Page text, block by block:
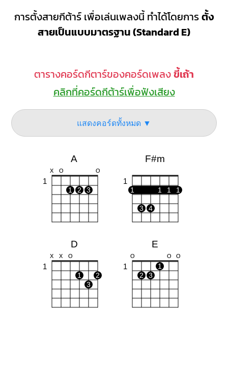
การตั้งสายกีต้าร์ เพื่อเล่นเพลงนี้ ทำได้โดยการตั้ง
สายเป็นแบบมาตรฐาน (Standard E)
ตารางคอร์ดกีตาร์ของคอร์ดเพลงขี้เถ้า
คลิกที่คอร์ดกีต้าร์เพื่อฟังเสียง
แสดงคอร์ดทั้งหมด ▼
A
X O O
1
1 2 3
F#m
1
1 1 1 1
3 4
D
X X O
1
1
2
3
E
O O O
1
1
2
3